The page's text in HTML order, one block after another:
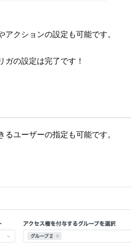
クションの設定も可能です。
ガの設定は完了です！
ユーザーの指定も可能です。